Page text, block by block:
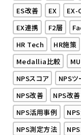
ES改善
EX EX-
EX連携
F2層
HR Tech
HR施策
Medallia比較
NPSスコア
NPSツ
NPS改善
NPS改
NPS活用事例
NPS測定方法